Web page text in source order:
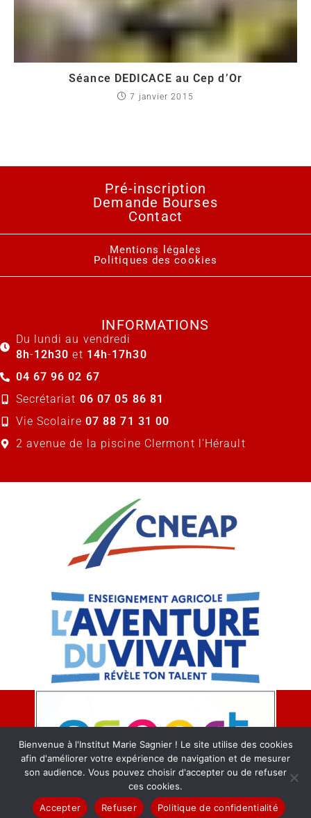
Séance DEDICACE au Cep d’Or
7 janvier 2015
INFORMATIONS
Du lundi au vendredi
8h-12h30et 14h-17h30
04 67 96 02 67
Secrétariat 06 07 05 86 81
Vie Scolaire 07 88 71 31 00
2 avenue de la piscine Clermont l'Hérault
Pré-inscription
Demande Bourses
Contact
Mentions légales
Politiques des cookies
© 2026 Institut Marie Sagnier : Etablissement professionnel Agricole
privé
Bienvenue à l'Institut Marie Sagnier ! Le site utilise des cookies
afin d'améliorer votre expérience de navigation et de mesurer
son audience. Vous pouvez choisir d'accepter ou de refuser
ces cookies.
Accepter
Refuser Politique de confidentialité